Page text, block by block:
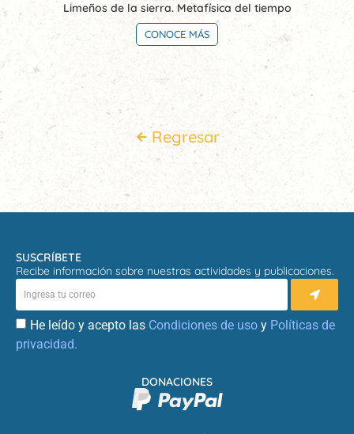
Limeños de la sierra. Metafísica del tiempo
CONOCE MÁS
Regresar
SUSCRÍBETE
Recibe información sobre nuestras actividades y publicaciones.
He leído y acepto las Condiciones de uso y Políticas de
privacidad.
DONACIONES